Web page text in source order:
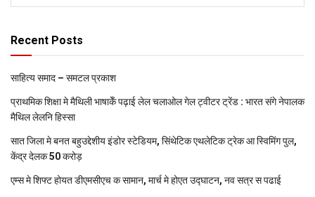
Recent Posts
साहित्य समाद – समटल प्रकाश
प्राथमिक शि‍क्षा मे मैथि‍ली भाषाकेँ पढ़ाई लेल चलाओल गेल ट्वीटर ट्रेंड : भारत संगे नेपालक
मैथिल लेलनि हिस्सा
सात जिला मे बनत बहुउद्देशीय इंडोर स्‍टेडि‍यम, सिंथेटिक एथलेटिक ट्रेक आ स्विमिंग पुल,
केंद्र देलक 50 करोड़
एम्स मे शिफ्ट होयत डीएमसीएच क सामान, मार्च मे होएत उद्घाटन, नव सत्र स पढाई